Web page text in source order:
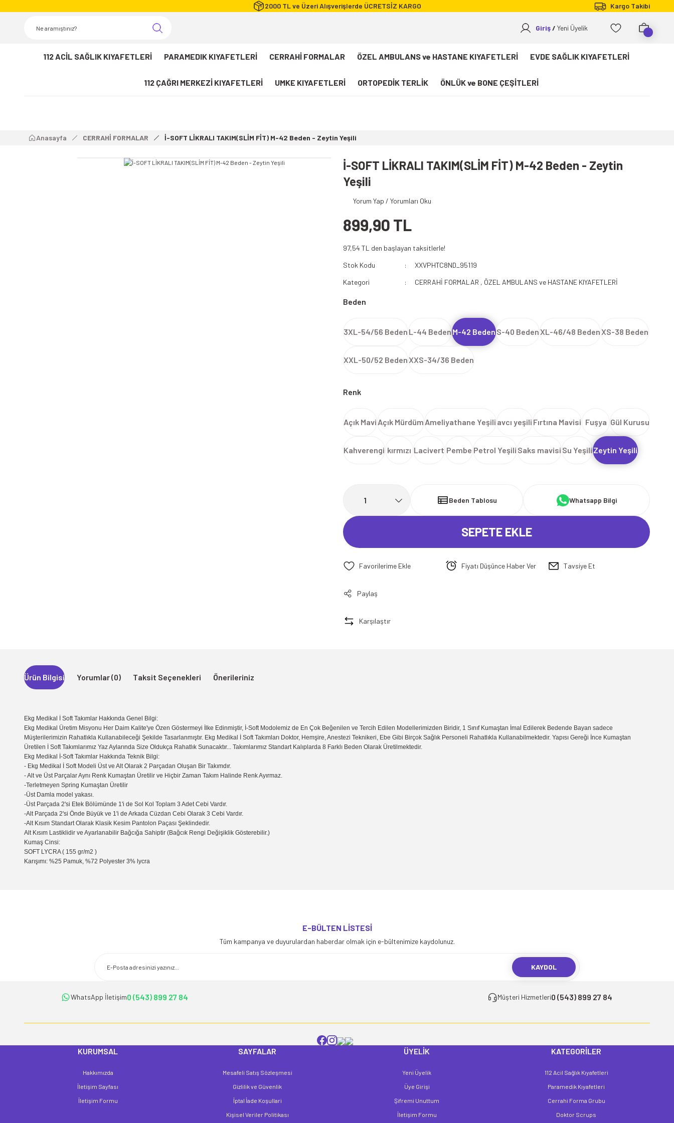
2000 TL ve Üzeri Alışverişlerde ÜCRETSİZ KARGO Kargo Takibi
Giriş Yeni Üyelik
112 ACİL SAĞLIK KIYAFETLERİ PARAMEDIK KIYAFETLERİ CERRAHİ FORMALAR ÖZEL AMBULANS ve HASTANE KIYAFETLERİ EVDE SAĞLIK KIYAFETLERİ
112 ÇAĞRI MERKEZİ KIYAFETLERİ UMKE KIYAFETLERİ ORTOPEDİK TERLİK ÖNLÜK ve BONE ÇEŞİTLERİ
Paramedik T-shirt
112 Acil Sağlık Pantolon
Paramedik Pantolon
112 Paramedik Yelek
Beyaz Önlük
Paramedik Swit
Anasayfa CERRAHİ FORMALAR İ-SOFT LİKRALI TAKIM(SLİM FİT) M-42 Beden - Zeytin Yeşili
İ-SOFT LİKRALI TAKIM(SLİM FİT) M-42 Beden - Zeytin
Yeşili
Yorum Yap / Yorumları Oku
899,90 TL
97,54 TL den başlayan taksitlerle!
Stok Kodu
XXVPHTC8ND_95119
Kategori
CERRAHİ FORMALAR , ÖZEL AMBULANS ve HASTANE KIYAFETLERİ
Beden
3XL-54/56 Beden L-44 Beden M-42 Beden S-40 BedenXL-46/48 BedenXS-38 Beden
XXL-50/52 BedenXXS-34/36 Beden
Renk
Açık Mavi Açık Mürdüm Ameliyathane Yeşili avcı yeşili Fırtına Mavisi Fuşya Gül Kurusu
Kahverengi kırmızı Lacivert Pembe Petrol Yeşili Saks mavisi Su Yeşili Zeytin Yeşili
Beden Tablosu Whatsapp Bilgi
SEPETE EKLE
Fiyatı Düşünce Haber Ver Tavsiye Et
Paylaş
Karşılaştır
Ürün Bilgisi Yorumlar (0) Taksit Seçenekleri Önerileriniz
Ekg Medikal İ Soft Takımlar Hakkında Genel Bilgi:
Ekg Medikal Üretim Misyonu Her Daim Kalite'ye Özen Göstermeyi İlke Edinmiştir, İ-Soft Modolemiz de En Çok Beğenilen ve Tercih Edilen Modellerimizden Biridir, 1 Sınıf Kumaştan İmal Edilerek Bedende Bayan sadece
Müşterilerimizin Rahatlıkla Kullanabileceği Şekilde Tasarlanmıştır. Ekg Medikal İ Soft Takımları Doktor, Hemşire, Anestezi Teknikeri, Ebe Gibi Birçok Sağlık Personeli Rahatlıkla Kullanabilmektedir. Yapısı Gereği İnce Kumaştan
Üretilen İ Soft Takımlarımız Yaz Aylarında Size Oldukça Rahatlık Sunacaktır... Takımlarımız Standart Kalıplarda 8 Farklı Beden Olarak Üretilmektedir.
Ekg Medikal İ-Soft Takımlar Hakkında Teknik Bilgi:
- Ekg Medikal İ Soft Modeli Üst ve Alt Olarak 2 Parçadan Oluşan Bir Takımdır.
- Alt ve Üst Parçalar Aynı Renk Kumaştan Üretilir ve Hiçbir Zaman Takım Halinde Renk Ayırmaz.
-Terletmeyen Spring Kumaştan Üretilir
-Üst Damla model yakası.
-Üst Parçada 2'si Etek Bölümünde 1'i de Sol Kol Toplam 3 Adet Cebi Vardır.
-Alt Parçada 2'si Önde Büyük ve 1'i de Arkada Cüzdan Cebi Olarak 3 Cebi Vardır.
-Alt Kısım Standart Olarak Klasik Kesim Pantolon Paçası Şeklindedir.
Alt Kısım Lastiklidir ve Ayarlanabilir Bağcığa Sahiptir (Bağcık Rengi Değişiklik Gösterebilir.)
Kumaş Cinsi:
SOFT LYCRA ( 155 gr/m2 )
Karışımı: %25 Pamuk, %72 Polyester 3% lycra
Ürün açıklamasında eksik bilgiler bulunuyor.
Ürün fiyatı diğer sitelerden daha pahalı.
E-BÜLTEN LİSTESİ
Tüm kampanya ve duyurulardan haberdar olmak için e-bültenimize kaydolunuz.
KAYDOL
WhatsApp İletişim0 (543) 899 27 84 Müşteri Hizmetleri0 (543) 899 27 84
KURUMSAL
Hakkımızda
İletişim Sayfası
İletişim Formu
SAYFALAR
Mesafeli Satış Sözleşmesi
Gizlilik ve Güvenlik
İptal İade Koşullari
Kişisel Veriler Politikası
ÜYELİK
Yeni Üyelik
Üye Girişi
Şifremi Unuttum
İletişim Formu
KATEGORİLER
112 Acil Sağlık Kıyafetleri
Paramedik Kıyafetleri
Cerrahi Forma Grubu
Doktor Scrups